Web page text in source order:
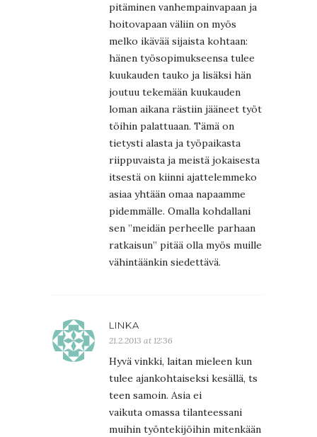
pitäminen vanhempainvapaan ja
hoitovapaan väliin on myös
melko ikävää sijaista kohtaan:
hänen työsopimukseensa tulee
kuukauden tauko ja lisäksi hän
joutuu tekemään kuukauden
loman aikana rästiin jääneet työt
töihin palattuaan. Tämä on
tietysti alasta ja työpaikasta
riippuvaista ja meistä jokaisesta
itsestä on kiinni ajattelemmeko
asiaa yhtään omaa napaamme
pidemmälle. Omalla kohdallani
sen ”meidän perheelle parhaan
ratkaisun” pitää olla myös muille
vähintäänkin siedettävä.
LINKA
21.2.2013 at 12:36
Hyvä vinkki, laitan mieleen kun
tulee ajankohtaiseksi kesällä, ts
teen samoin. Asia ei
vaikuta omassa tilanteessani
muihin työntekijöihin mitenkään